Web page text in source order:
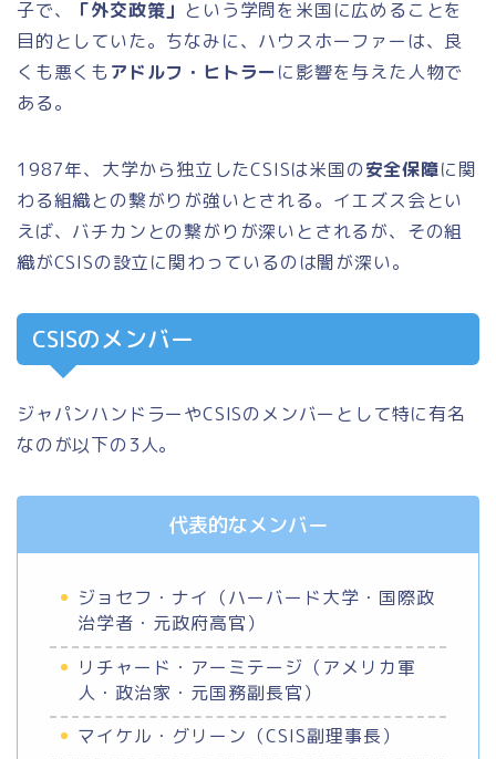
子で、 「外交政策」 という学問を米国に広めることを
目的としていた。ちなみに、ハウスホーファーは、良
くも悪くもアドルフ・ヒトラーに影響を与えた人物で
ある。
1987年、大学から独立したCSISは米国の安全保障に関
わる組織との繋がりが強いとされる。イエズス会とい
えば、バチカンとの繋がりが深いとされるが、その組
織がCSISの設立に関わっているのは闇が深い。
CSISのメンバー
ジャパンハンドラーやCSISのメンバーとして特に有名
なのが以下の3人。
代表的なメンバー
ジョセフ・ナイ（ハーバード大学・国際政
治学者・元政府高官）
リチャード・アーミテージ（アメリカ軍
人・政治家・元国務副長官）
マイケル・グリーン（CSIS副理事長）